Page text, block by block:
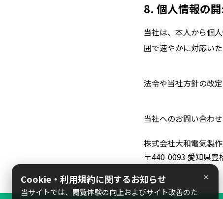
Cookie・利用規約に関するお知らせ ×
当サイトでは、閲覧体験の向上およびサイト改善のた
8. 個人情報の
当社は、本人から個
囲で速やかに対応いた
法令や当社方針の改
当社へのお問い合わ
株式会社大和電気製
〒440-0093 愛知県